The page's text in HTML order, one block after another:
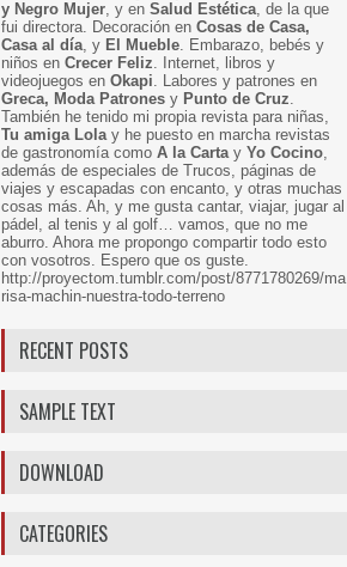
y Negro Mujer, y en Salud Estética, de la que
fui directora. Decoración en Cosas de Casa,
Casa al día, y El Mueble. Embarazo, bebés y
niños en Crecer Feliz. Internet, libros y
videojuegos en Okapi. Labores y patrones en
Greca, Moda Patrones y Punto de Cruz.
También he tenido mi propia revista para niñas,
Tu amiga Lolay he puesto en marcha revistas
de gastronomía como A la Cartay Yo Cocino,
además de especiales de Trucos, páginas de
viajes y escapadas con encanto, y otras muchas
cosas más. Ah, y me gusta cantar, viajar, jugar al
pádel, al tenis y al golf… vamos, que no me
aburro. Ahora me propongo compartir todo esto
con vosotros. Espero que os guste.
http://proyectom.tumblr.com/post/8771780269/ma
risa-machin-nuestra-todo-terreno
RECENT POSTS
SAMPLE TEXT
DOWNLOAD
CATEGORIES